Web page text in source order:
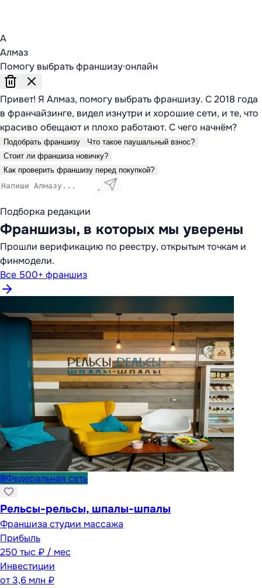
А
Алмаз
Помогу выбрать франшизу·онлайн
Привет! Я Алмаз, помогу выбрать франшизу. С 2018 года
в франчайзинге, видел изнутри и хорошие сети, и те, что
красиво обещают и плохо работают. С чего начнём?
Подобрать франшизу
Что такое паушальный взнос?
Стоит ли франшиза новичку?
Как проверить франшизу перед покупкой?
Подборка редакции
Франшизы, в которых мы уверены
Прошли верификацию по реестру, открытым точкам и
финмодели.
Все 500+ франшиз
🌐Федеральная сеть
Рельсы-рельсы, шпалы-шпалы
Франшиза студии массажа
Прибыль
250 тыс ₽ / мес
Инвестиции
от3,6 млн ₽